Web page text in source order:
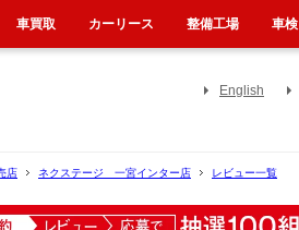
English
店 ネクステージ 一宮インター店
レビュー一覧
車買取 カーリース 整備工場 車検